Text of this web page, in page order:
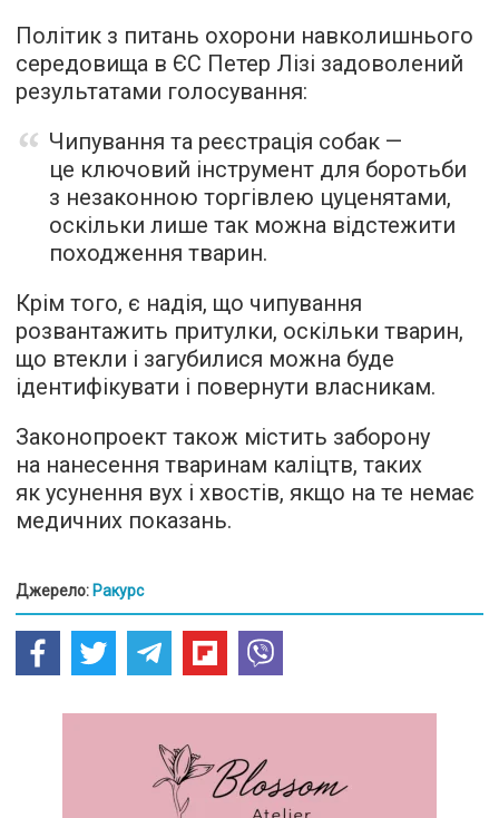
Політик з питань охорони навколишнього
середовища в ЄС Петер Лізі задоволений
результатами голосування:
Чипування та реєстрація собак —
це ключовий інструмент для боротьби
з незаконною торгівлею цуценятами,
оскільки лише так можна відстежити
походження тварин.
Крім того, є надія, що чипування
розвантажить притулки, оскільки тварин,
що втекли і загубилися можна буде
ідентифікувати і повернути власникам.
Законопроект також містить заборону
на нанесення тваринам каліцтв, таких
як усунення вух і хвостів, якщо на те немає
медичних показань.
Джерело: Ракурс